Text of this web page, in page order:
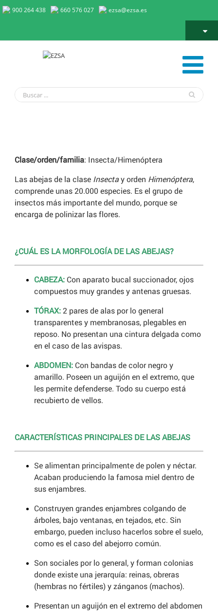
900 264 438 660 576 027 ezsa@ezsa.es
Clase/orden/familia: Insecta/Himenóptera
Las abejas de la clase Insectay orden Himenóptera,
comprende unas 20.000 especies. Es el grupo de
insectos más importante del mundo, porque se
encarga de polinizar las flores.
¿CUÁL ES LA MORFOLOGÍA DE LAS ABEJAS?
CABEZA: Con aparato bucal succionador, ojos
compuestos muy grandes y antenas gruesas.
TÓRAX:2 pares de alas por lo general
transparentes y membranosas, plegables en
reposo. No presentan una cintura delgada como
en el caso de las avispas.
ABDOMEN: Con bandas de color negro y
amarillo. Poseen un aguijón en el extremo, que
les permite defenderse. Todo su cuerpo está
recubierto de vellos.
CARACTERÍSTICAS PRINCIPALES DE LAS ABEJAS
Se alimentan principalmente de polen y néctar.
Acaban produciendo la famosa miel dentro de
sus enjambres.
Construyen grandes enjambres colgando de
árboles, bajo ventanas, en tejados, etc. Sin
embargo, pueden incluso hacerlos sobre el suelo,
como es el caso del abejorro común.
Son sociales por lo general, y forman colonias
donde existe una jerarquía: reinas, obreras
(hembras no fértiles) y zánganos (machos).
Presentan un aguijón en el extremo del abdomen